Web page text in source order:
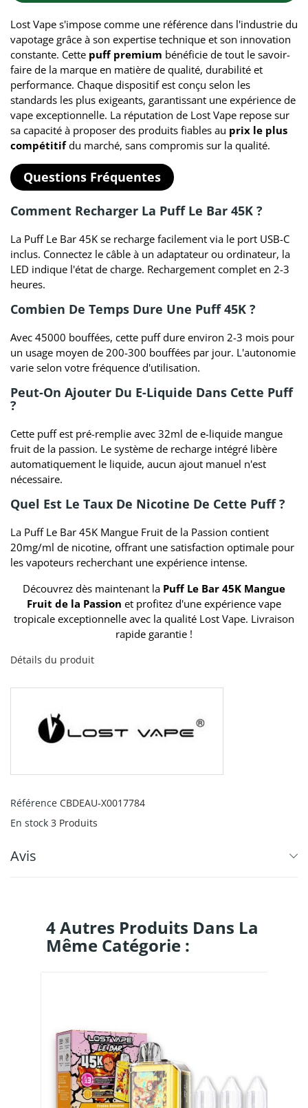
Lost Vape s'impose comme une référence dans l'industrie du
vapotage grâce à son expertise technique et son innovation
constante. Cette puff premium bénéficie de tout le savoir-
faire de la marque en matière de qualité, durabilité et
performance. Chaque dispositif est conçu selon les
standards les plus exigeants, garantissant une expérience de
vape exceptionnelle. La réputation de Lost Vape repose sur
sa capacité à proposer des produits fiables au prix le plus
compétitifdu marché, sans compromis sur la qualité.
Questions Fréquentes
Comment Recharger La Puff Le Bar 45K ?
La Puff Le Bar 45K se recharge facilement via le port USB-C
inclus. Connectez le câble à un adaptateur ou ordinateur, la
LED indique l'état de charge. Rechargement complet en 2-3
heures.
Combien De Temps Dure Une Puff 45K ?
Avec 45000 bouffées, cette puff dure environ 2-3 mois pour
un usage moyen de 200-300 bouffées par jour. L'autonomie
varie selon votre fréquence d'utilisation.
Peut-On Ajouter Du E-Liquide Dans Cette Puff
?
Cette puff est pré-remplie avec 32ml de e-liquide mangue
fruit de la passion. Le système de recharge intégré libère
automatiquement le liquide, aucun ajout manuel n'est
nécessaire.
Quel Est Le Taux De Nicotine De Cette Puff ?
La Puff Le Bar 45K Mangue Fruit de la Passion contient
20mg/ml de nicotine, offrant une satisfaction optimale pour
les vapoteurs recherchant une expérience intense.
Découvrez dès maintenant la Puff Le Bar 45K Mangue
Fruit de la Passion et profitez d'une expérience vape
tropicale exceptionnelle avec la qualité Lost Vape. Livraison
rapide garantie !
Détails du produit
Référence CBDEAU-X0017784
En stock 3 Produits
Avis
4 Autres Produits Dans La
Même Catégorie :